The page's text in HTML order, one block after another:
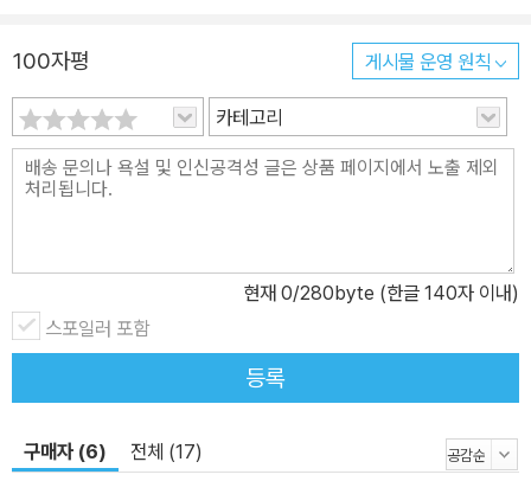
면 그에 대한 반응도 전혀 달라진다. 그런 측면에서 본다면 인간의 언
어는 정확하다고 볼 수 없다. 자연의 생물들이 나누는 대화법에 비하
면 말이다. 때문에 인간은 종종 일상에서 정보 교환의 한계를 느낀다.
이에 대해 마들렌 치게는 말한다. 이 책에 등장하는 생물들의 소통에
관한 비밀이 그걸 해결할 열쇠가 될 거라고. 이 책에서 우리는 체내수
반응해 방향을 바꾸는 옥수수 뿌리, 공중변소를 이용해 정보를 공유
하는 토끼, 눈 대신 세포를 이용해 시각정보를 받아들이는 플라나리
아까지, 기상천외한 생물들의, 더 기상천외한 소통의 기술을 만나게
모든 생명체는 정보를 받아들일 수 있는 수용체를 갖추고 있다. 이 수
100자평 게시물 운영 원칙
카테고리
현재 0/280byte (한글 140자 이내)
스포일러 포함
등록
구매자 (6) 전체 (17)